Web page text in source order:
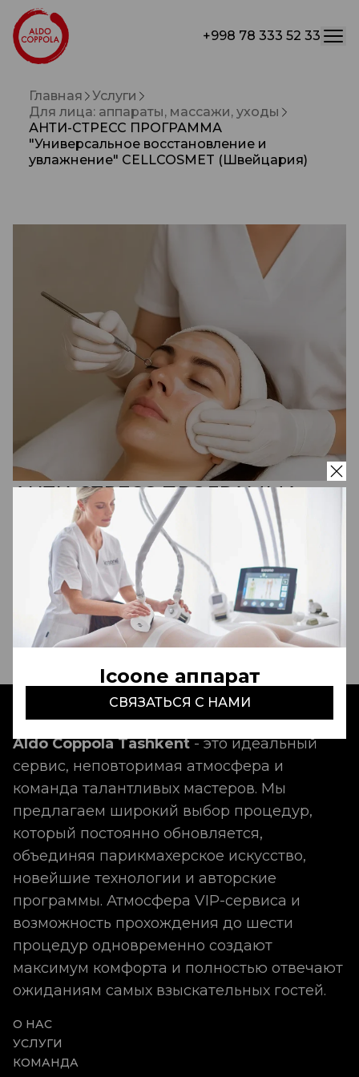
+998 78 333 52 33
Icoone аппарат
СВЯЗАТЬСЯ С НАМИ
Главная
Услуги
Для лица: аппараты, массажи, уходы
АНТИ-СТРЕСС ПРОГРАММА
"Универсальное восстановление и
увлажнение" CELLCOSMET (Швейцария)
АНТИ-СТРЕСС ПРОГРАММА
"Универсальное
восстановление и увлажнение"
CELLCOSMET (Швейцария)
2 500 000 сум
Записаться
Aldo Coppola Tashkent- это идеальный
сервис, неповторимая атмосфера и
команда талантливых мастеров. Мы
предлагаем широкий выбор процедур,
который постоянно обновляется,
объединяя парикмахерское искусство,
новейшие технологии и авторские
программы. Атмосфера VIP-сервиса и
возможность прохождения до шести
процедур одновременно создают
максимум комфорта и полностью отвечают
ожиданиям самых взыскательных гостей.
О НАС
УСЛУГИ
КОМАНДА